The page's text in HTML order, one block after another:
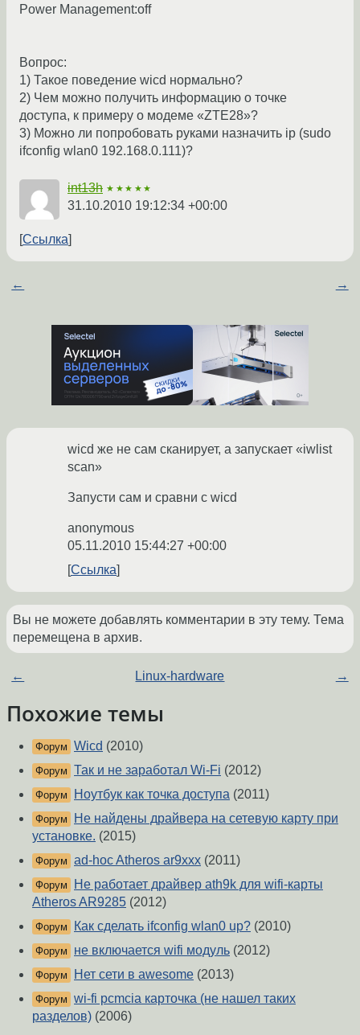
Power Management:off
Вопрос:
1) Такое поведение wicd нормально?
2) Чем можно получить информацию о точке
доступа, к примеру о модеме «ZTE28»?
3) Можно ли попробовать руками назначить ip (sudo
ifconfig wlan0 192.168.0.111)?
int13h ★★★★★
31.10.2010 19:12:34 +00:00
Ссылка
← →
wicd же не сам сканирует, а запускает «iwlist
scan»
Запусти сам и сравни с wicd
anonymous
05.11.2010 15:44:27 +00:00
Ссылка
Вы не можете добавлять комментарии в эту тему. Тема
перемещена в архив.
← Linux-hardware →
Похожие темы
Форум Wicd (2010)
Форум Так и не заработал Wi-Fi (2012)
Форум Ноутбук как точка доступа (2011)
Форум
Не найдены драйвера на сетевую карту при
установке. (2015)
Форум ad-hoc Atheros ar9xxx (2011)
Форум
Не работает драйвер ath9k для wifi-карты
Atheros AR9285 (2012)
Форум Как сделать ifconfig wlan0 up? (2010)
Форум не включается wifi модуль (2012)
Форум Нет сети в awesome (2013)
Форум wi-fi pcmcia карточка (не нашел таких
разделов) (2006)